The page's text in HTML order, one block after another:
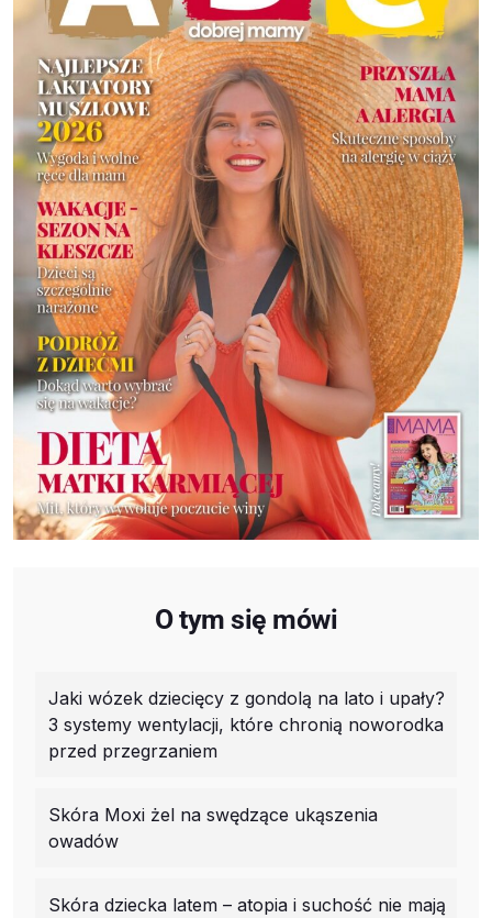
O tym się mówi
Jaki wózek dziecięcy z gondolą na lato i upały?
3 systemy wentylacji, które chronią noworodka
przed przegrzaniem
Skóra Moxi żel na swędzące ukąszenia
owadów
Skóra dziecka latem – atopia i suchość nie mają